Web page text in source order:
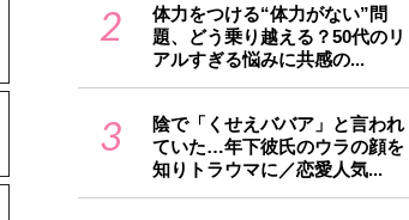
2
体力をつける“体力がない”問
題、どう乗り越える？50代のリ
アルすぎる悩みに共感の...
3
陰で「くせえババア」と言われ
ていた…年下彼氏のウラの顔を
知りトラウマに／恋愛人気...